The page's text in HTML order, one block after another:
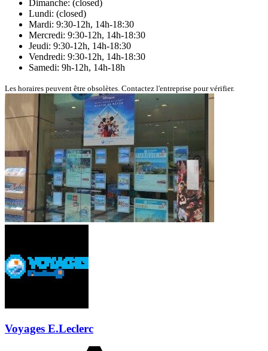
Dimanche: (closed)
Lundi: (closed)
Mardi: 9:30-12h, 14h-18:30
Mercredi: 9:30-12h, 14h-18:30
Jeudi: 9:30-12h, 14h-18:30
Vendredi: 9:30-12h, 14h-18:30
Samedi: 9h-12h, 14h-18h
Les horaires peuvent être obsolètes. Contactez l'entreprise pour vérifier.
Voyages E.Leclerc